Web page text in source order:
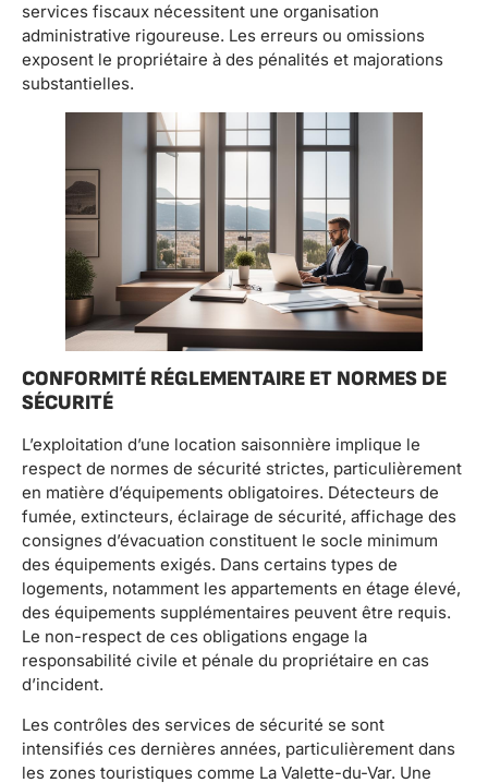
services fiscaux nécessitent une organisation
administrative rigoureuse. Les erreurs ou omissions
exposent le propriétaire à des pénalités et majorations
substantielles.
CONFORMITÉ RÉGLEMENTAIRE ET NORMES DE
SÉCURITÉ
L’exploitation d’une location saisonnière implique le
respect de normes de sécurité strictes, particulièrement
en matière d’équipements obligatoires. Détecteurs de
fumée, extincteurs, éclairage de sécurité, affichage des
consignes d’évacuation constituent le socle minimum
des équipements exigés. Dans certains types de
logements, notamment les appartements en étage élevé,
des équipements supplémentaires peuvent être requis.
Le non-respect de ces obligations engage la
responsabilité civile et pénale du propriétaire en cas
d’incident.
Les contrôles des services de sécurité se sont
intensifiés ces dernières années, particulièrement dans
les zones touristiques comme La Valette-du-Var. Une